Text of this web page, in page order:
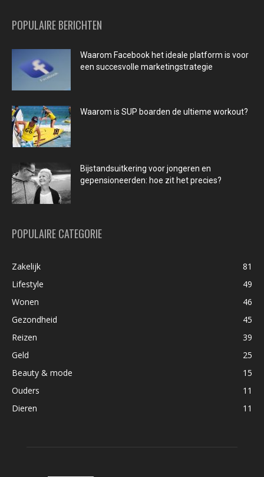
POPULAIRE BERICHTEN
Waarom Facebook het ideale platform is voor
een succesvolle marketingstrategie
Waarom is SUP boarden de ultieme workout?
Bijstandsuitkering voor jongeren en
gepensioneerden: hoe zit het precies?
POPULAIRE CATEGORIE
Zakelijk
81
Lifestyle
49
Wonen
46
Gezondheid
45
Reizen
39
Geld
25
Beauty & mode
15
Ouders
11
Dieren
11